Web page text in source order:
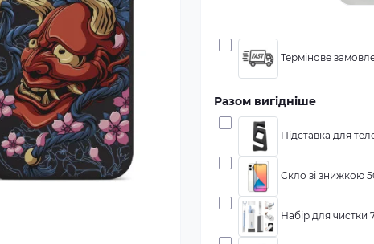
Термінове
Разом вигідніше
Підставка для
Скло зі знижкою
Набір для чистки